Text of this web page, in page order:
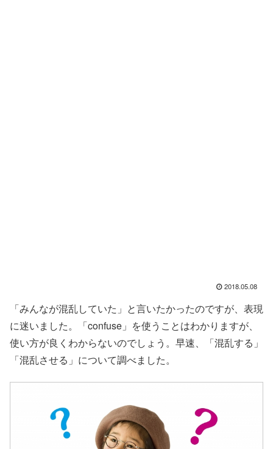
2018.05.08
「みんなが混乱していた」と言いたかったのですが、表現
に迷いました。「confuse」を使うことはわかりますが、
使い方が良くわからないのでしょう。早速、「混乱する」
「混乱させる」について調べました。